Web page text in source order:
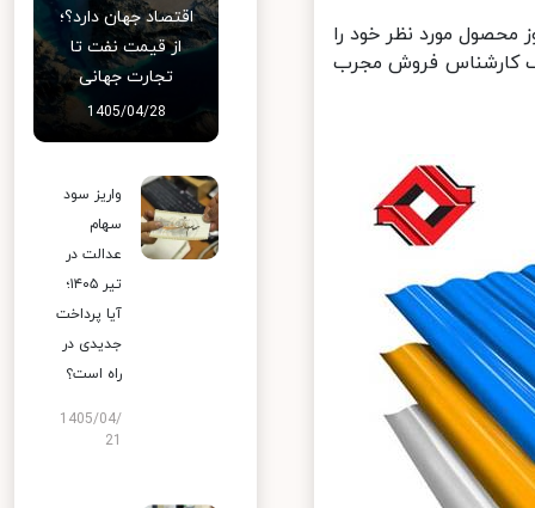
مورد نظر خود را
کارشناس فروش مجرب
اقتصاد جهان دارد؟؛
از قیمت نفت تا
تجارت جهانی
1405/04/28
واریز سود
سهام
عدالت در
تیر ۱۴۰۵؛
آیا پرداخت
جدیدی در
راه است؟
1405/04/